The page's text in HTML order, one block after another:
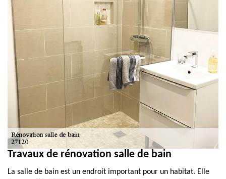
Travaux de rénovation salle de bain
La salle de bain est un endroit important pour un habitat. Elle